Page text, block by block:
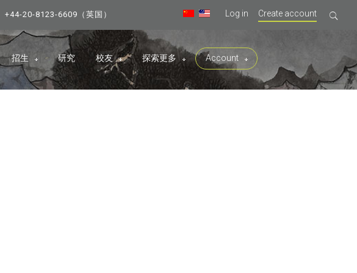
20-8123-6609（英国） Create account
Log in
招生 研究 校友 探索更多 Account